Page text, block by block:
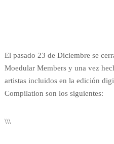
El pasado 23 de Diciembre se
Moedular Members y una vez
artistas incluidos en la edición
Compilation son los siguientes:
\\\